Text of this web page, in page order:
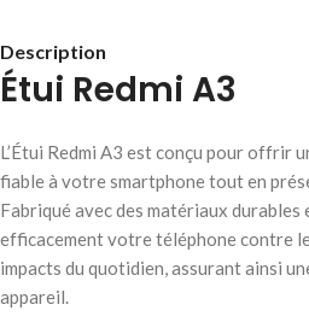
Description
Étui Redmi A3
L’Étui Redmi A3 est conçu pour offrir
fiable à votre smartphone tout en
Fabriqué avec des matériaux
efficacement votre téléphone contre
impacts du quotidien, assurant ainsi
appareil.